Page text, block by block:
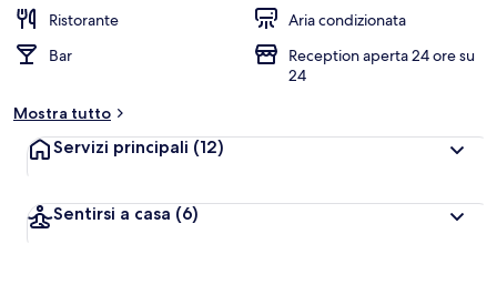
Ristorante
Aria condizionata
Bar
Reception aperta 24 ore su
24
Mostra tutto
Servizi principali (12)
Sentirsi a casa (6)